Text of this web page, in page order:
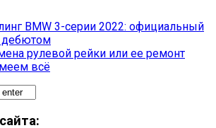
BMW 3-серии 2022: официальный
дебютом
рулевой рейки или ее ремонт
всё